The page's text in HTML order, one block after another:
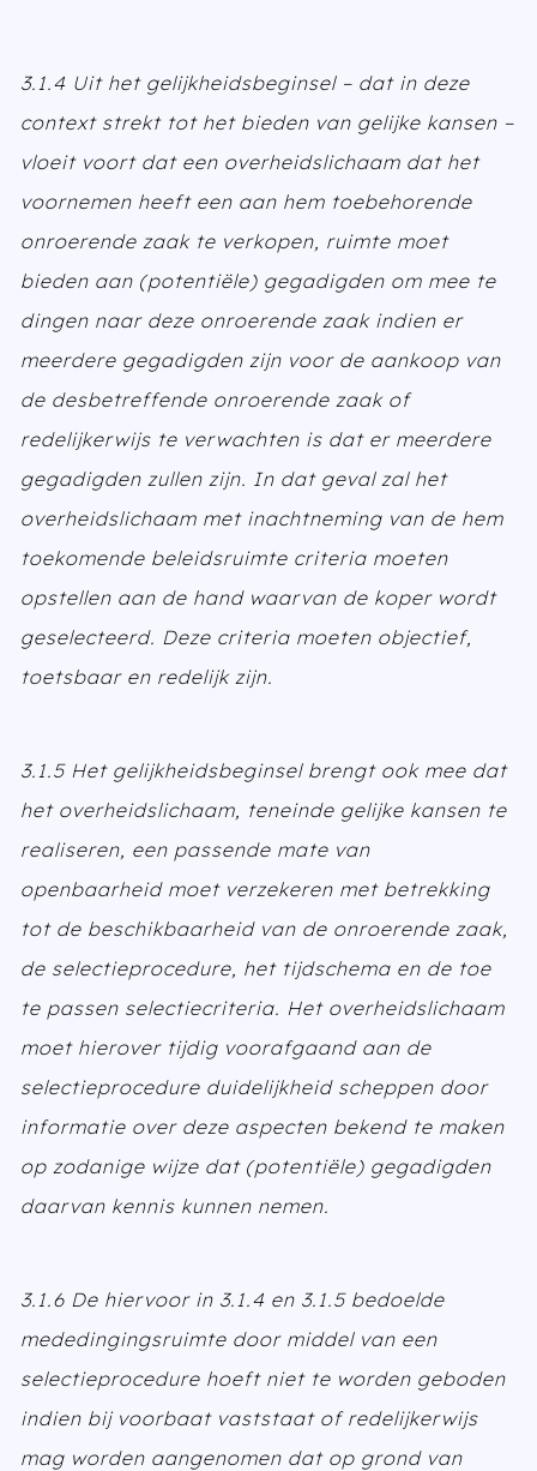
3.1.4 Uit het gelijkheidsbeginsel – dat in deze
context strekt tot het bieden van gelijke kansen –
vloeit voort dat een overheidslichaam dat het
voornemen heeft een aan hem toebehorende
onroerende zaak te verkopen, ruimte moet
bieden aan (potentiële) gegadigden om mee te
dingen naar deze onroerende zaak indien er
meerdere gegadigden zijn voor de aankoop van
de desbetreffende onroerende zaak of
redelijkerwijs te verwachten is dat er meerdere
gegadigden zullen zijn. In dat geval zal het
overheidslichaam met inachtneming van de hem
toekomende beleidsruimte criteria moeten
opstellen aan de hand waarvan de koper wordt
geselecteerd. Deze criteria moeten objectief,
toetsbaar en redelijk zijn.
3.1.5 Het gelijkheidsbeginsel brengt ook mee dat
het overheidslichaam, teneinde gelijke kansen te
realiseren, een passende mate van
openbaarheid moet verzekeren met betrekking
tot de beschikbaarheid van de onroerende zaak,
de selectieprocedure, het tijdschema en de toe
te passen selectiecriteria. Het overheidslichaam
moet hierover tijdig voorafgaand aan de
selectieprocedure duidelijkheid scheppen door
informatie over deze aspecten bekend te maken
op zodanige wijze dat (potentiële) gegadigden
daarvan kennis kunnen nemen.
3.1.6 De hiervoor in 3.1.4 en 3.1.5 bedoelde
mededingingsruimte door middel van een
selectieprocedure hoeft niet te worden geboden
indien bij voorbaat vaststaat of redelijkerwijs
mag worden aangenomen dat op grond van